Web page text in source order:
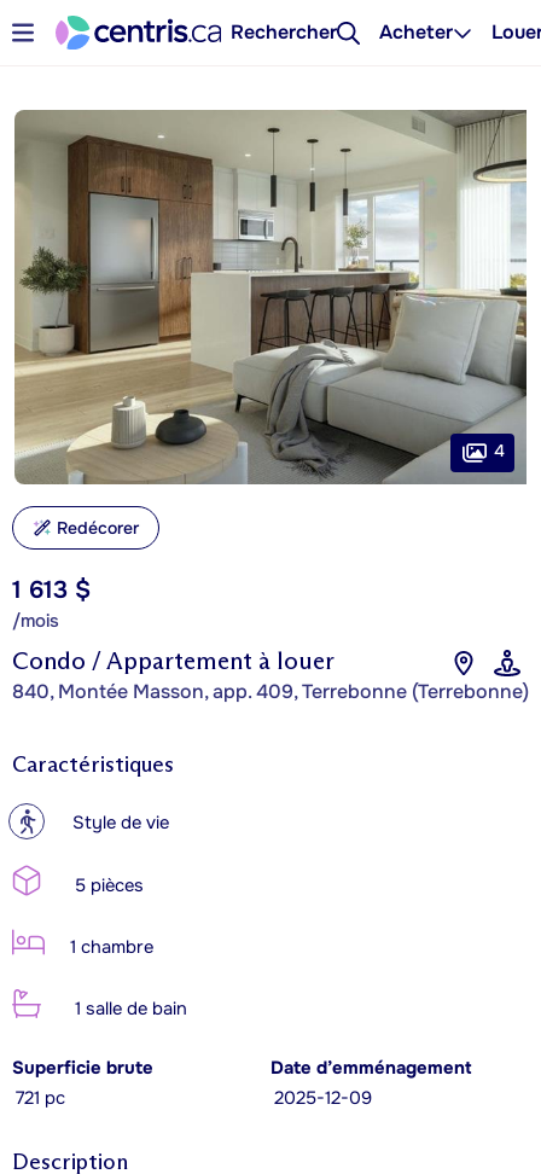
Rechercher Acheter
Condo / Appartement à louer
840, Montée Masson, app. 409, Terrebonne (Terrebonne)
1 613 $
/mois
4
Redécorer
Caractéristiques
? Style de vie
5 pièces
1 chambre
1 salle de bain
Superficie brute
721 pc
Date d’emménagement
2025-12-09
Description